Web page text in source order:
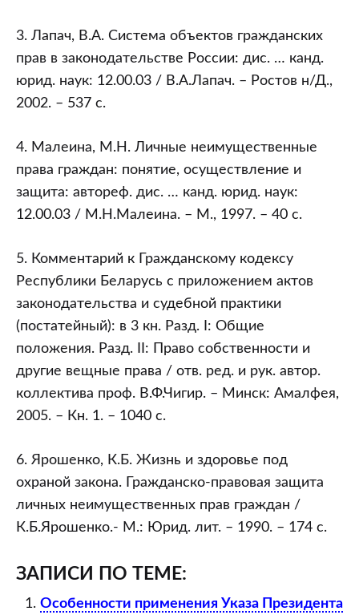
3. Лапач, В.А. Система объектов гражданских
прав в законодательстве России: дис. … канд.
юрид. наук: 12.00.03 / В.А.Лапач. – Ростов н/Д.,
2002. – 537 с.
4. Малеина, М.Н. Личные неимущественные
права граждан: понятие, осуществление и
защита: автореф. дис. … канд. юрид. наук:
12.00.03 / М.Н.Малеина. – М., 1997. – 40 с.
5. Комментарий к Гражданскому кодексу
Республики Беларусь с приложением актов
законодательства и судебной практики
(постатейный): в 3 кн. Разд. I: Общие
положения. Разд. II: Право собственности и
другие вещные права / отв. ред. и рук. автор.
коллектива проф. В.Ф.Чигир. – Минск: Амалфея,
2005. – Кн. 1. – 1040 с.
6. Ярошенко, К.Б. Жизнь и здоровье под
охраной закона. Гражданско-правовая защита
личных неимущественных прав граждан /
К.Б.Ярошенко.- М.: Юрид. лит. – 1990. – 174 с.
ЗАПИСИ ПО ТЕМЕ:
Особенности применения Указа Президента